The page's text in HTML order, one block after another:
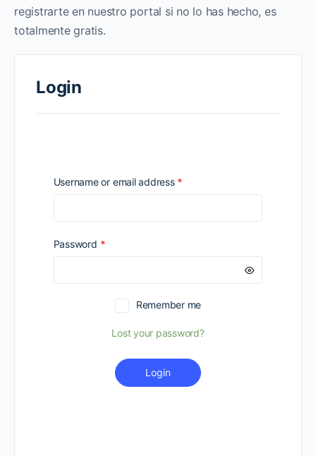
registrarte en nuestro portal si no lo has hecho, es
totalmente gratis.
Login
Username or email address *
Password *Required
Remember me
Lost your password?
Login